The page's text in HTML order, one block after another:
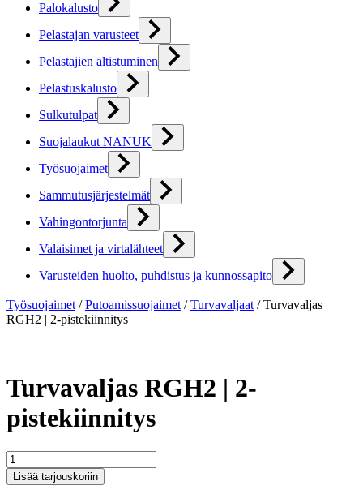
Palokalusto
Pelastajan varusteet
Pelastajien altistuminen
Pelastuskalusto
Sulkutulpat
Suojalaukut NANUK
Työsuojaimet
Sammutusjärjestelmät
Vahingontorjunta
Valaisimet ja virtalähteet
Varusteiden huolto, puhdistus ja kunnossapito
Työsuojaimet /Putoamissuojaimet /Turvavaljaat /Turvavaljas
RGH2 | 2-pistekiinnitys
Turvavaljas RGH2 | 2-
pistekiinnitys
Turvavaljas
RGH2
|
Lisää tarjouskoriin